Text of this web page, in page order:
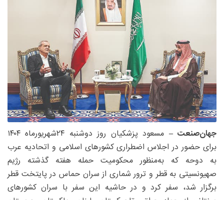
جهان‌صنعت –
مسعود پزشکیان روز دوشنبه ۲۴شهریورماه ۱۴۰۴
برای حضور در اجلاس اضطراری کشورهای اسلامی و اتحادیه عرب
به دوحه که به‌منظور محکومیت حمله هفته گذشته رژیم
صهیونسیتی به قطر و ترور شماری از سران حماس در پایتخت قطر
برگزار شد، سفر کرد و در حاشیه این سفر با سران کشورهای